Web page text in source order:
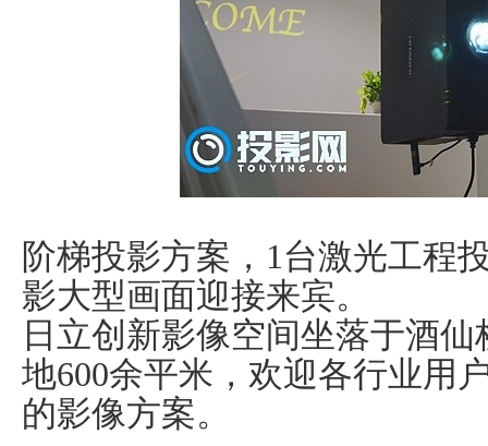
阶梯投影方案，1台激光工程
影大型画面迎接来宾。
日立创新影像空间坐落于酒
地600余平米，欢迎各行业用
的影像方案。